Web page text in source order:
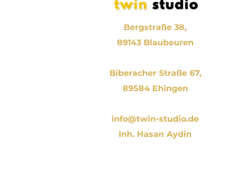
Bergstraße 38,
89143 Blaubeuren
Biberacher Straße 67,
89584 Ehingen
info@twin-studio.de
Inh. Hasan Aydin